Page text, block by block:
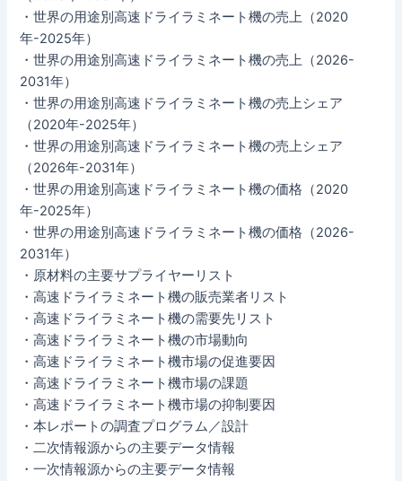
・世界の用途別高速ドライラミネート機の売上（2020
年-2025年）
・世界の用途別高速ドライラミネート機の売上（2026-
2031年）
・世界の用途別高速ドライラミネート機の売上シェア
（2020年-2025年）
・世界の用途別高速ドライラミネート機の売上シェア
（2026年-2031年）
・世界の用途別高速ドライラミネート機の価格（2020
年-2025年）
・世界の用途別高速ドライラミネート機の価格（2026-
2031年）
・原材料の主要サプライヤーリスト
・高速ドライラミネート機の販売業者リスト
・高速ドライラミネート機の需要先リスト
・高速ドライラミネート機の市場動向
・高速ドライラミネート機市場の促進要因
・高速ドライラミネート機市場の課題
・高速ドライラミネート機市場の抑制要因
・本レポートの調査プログラム／設計
・二次情報源からの主要データ情報
・一次情報源からの主要データ情報